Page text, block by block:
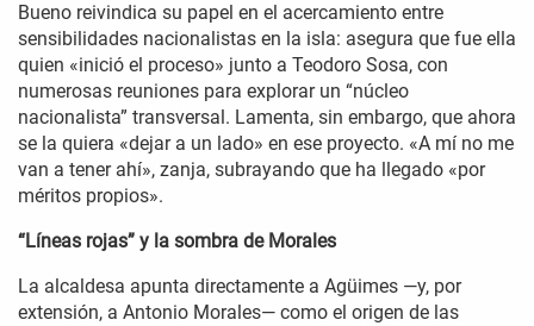
Bueno reivindica su papel en el acercamiento entre
sensibilidades nacionalistas en la isla: asegura que fue ella
quien «inició el proceso» junto a Teodoro Sosa, con
numerosas reuniones para explorar un “núcleo
nacionalista” transversal. Lamenta, sin embargo, que ahora
se la quiera «dejar a un lado» en ese proyecto. «A mí no me
van a tener ahí», zanja, subrayando que ha llegado «por
méritos propios».
“Líneas rojas” y la sombra de Morales
La alcaldesa apunta directamente a Agüimes —y, por
extensión, a Antonio Morales— como el origen de las